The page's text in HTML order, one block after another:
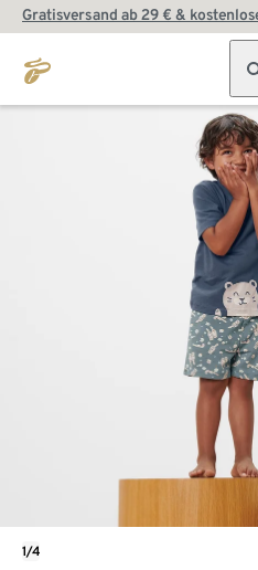
Gratisversand ab 29 € &
1/4